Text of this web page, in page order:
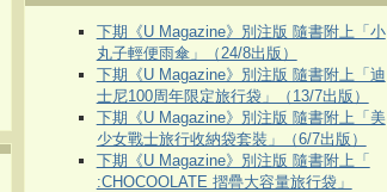
下期《U Magazine》別注版 隨書附上「小
丸子輕便雨傘」（24/8出版）
下期《U Magazine》別注版 隨書附上「迪
士尼100周年限定旅行袋」（13/7出版）
下期《U Magazine》別注版 隨書附上「美
少女戰士旅行收納袋套裝」（6/7出版）
下期《U Magazine》別注版 隨書附上「
:CHOCOOLATE 摺疊大容量旅行袋」